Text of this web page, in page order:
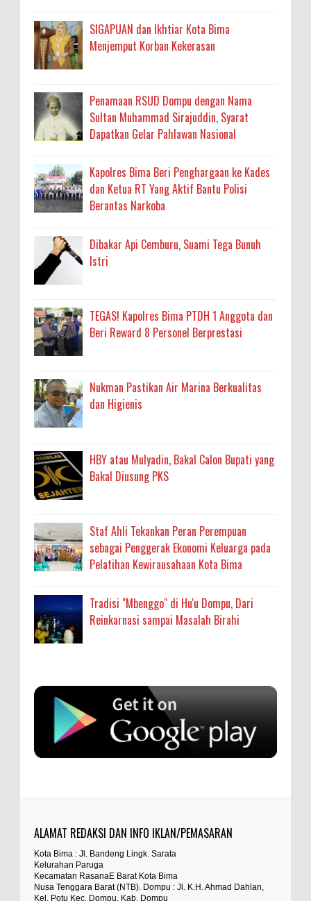
SIGAPUAN dan Ikhtiar Kota Bima
Menjemput Korban Kekerasan
Penamaan RSUD Dompu dengan Nama
Sultan Muhammad Sirajuddin, Syarat
Dapatkan Gelar Pahlawan Nasional
Kapolres Bima Beri Penghargaan ke Kades
dan Ketua RT Yang Aktif Bantu Polisi
Berantas Narkoba
Dibakar Api Cemburu, Suami Tega Bunuh
Istri
TEGAS! Kapolres Bima PTDH 1 Anggota dan
Beri Reward 8 Personel Berprestasi
Nukman Pastikan Air Marina Berkualitas
dan Higienis
HBY atau Mulyadin, Bakal Calon Bupati yang
Bakal Diusung PKS
Staf Ahli Tekankan Peran Perempuan
sebagai Penggerak Ekonomi Keluarga pada
Pelatihan Kewirausahaan Kota Bima
Tradisi "Mbenggo" di Hu'u Dompu, Dari
Reinkarnasi sampai Masalah Birahi
Anonymous
sumbu pdk nh org
Anonymous:
percuma ada hukum percuma ada
undang undang kalau tuntutan tidak
SIGAPUAN dan Ikhtiar Kota Bima Menjemput
Korban Kekerasan
Oleh: MardiaturrahmahAdministrasi Kesehatan
Ahli Madya, Dinas Kesehatan... read more
Jul 27 2026
TEGAS! Kapolres Bima PTDH 1 Anggota dan Beri
Reward 8 Personel Berprestasi
Kabupaten Bima, Aktualita – Komitmen
ALAMAT REDAKSI DAN INFO IKLAN/PEMASARAN
Kota Bima : Jl. Bandeng Lingk. Sarata
Kelurahan Paruga
Kecamatan RasanaE Barat Kota Bima
Nusa Tenggara Barat (NTB). Dompu : Jl. K.H. Ahmad Dahlan,
Kel. Potu Kec. Dompu, Kab. Dompu